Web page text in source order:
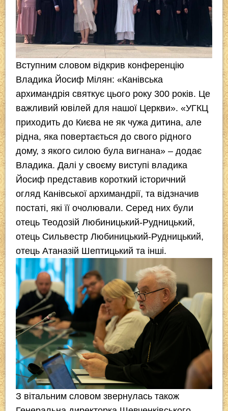
Вступним словом відкрив конференцію
Владика Йосиф Мілян: «Канівська
архимандрія святкує цього року 300 років. Це
важливий ювілей для нашої Церкви». «УГКЦ
приходить до Києва не як чужа дитина, але
рідна, яка повертається до свого рідного
дому, з якого силою була вигнана» – додає
Владика. Далі у своєму виступі владика
Йосиф представив короткий історичний
огляд Канівської архимандрії, та відзначив
постаті, які її очолювали. Серед них були
отець Теодозій Любиницький-Рудницький,
отець Сильвестр Любиницький-Рудницький,
отець Атаназій Шептицький та інші.
З вітальним словом звернулась також